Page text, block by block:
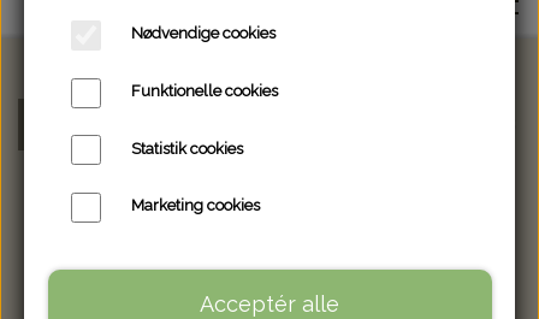
Nødvendige cookies
Funktionelle cookies
Statistik cookies
Marketing cookies
Acceptér alle